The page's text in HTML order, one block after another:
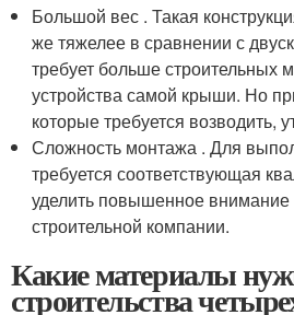
Большой вес . Такая
же тяжелее в сравнении с
требует больше строительных
устройства самой крыши. Но
которые требуется возводить,
Сложность монтажа . Для
требуется соответствующая
уделить повышенное внимание
строительной компании.
Какие материалы
строительства